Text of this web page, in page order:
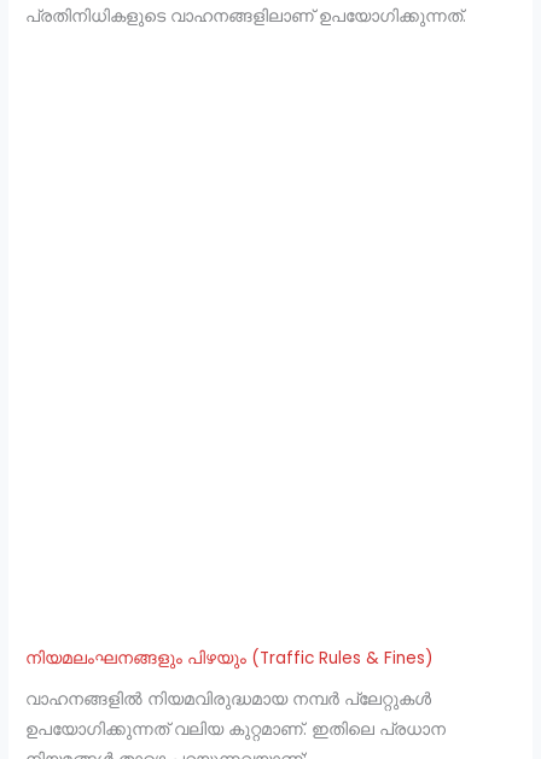
പ്രതിനിധികളുടെ വാഹനങ്ങളിലാണ് ഉപയോഗിക്കുന്നത്.
നിയമലംഘനങ്ങളും പിഴയും (Traffic Rules & Fines)
വാഹനങ്ങളിൽ നിയമവിരുദ്ധമായ നമ്പർ പ്ലേറ്റുകൾ
ഉപയോഗിക്കുന്നത് വലിയ കുറ്റമാണ്. ഇതിലെ പ്രധാന